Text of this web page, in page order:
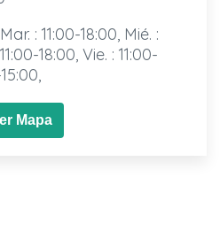
: 11:00-18:00, Mié. :
18:00, Vie. : 11:00-
Mapa